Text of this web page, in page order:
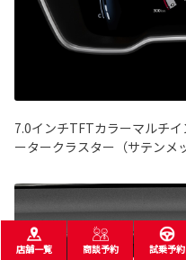
7.0インチTFTカラーマルチ
ータークラスター（サテンメ
店舗一覧 商談予約 試乗予約